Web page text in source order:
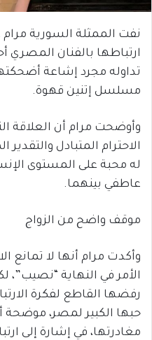
نفت الممثلة السورية مرام
ارتباطها بالفنان المصري
تداوله مجرد إشاعة
مسلسل إتنين قهوة.
وأوضحت مرام أن العلاقة
الاحترام المتبادل
له محبة على المستوى
عاطفي بينهما.
موقف واضح من الزواج
وأكدت مرام أنها لا تمانع
الأمر في النهاية
رفضها القاطع لفكرة
حبها الكبير لمصر، موضحة
مغادرتها، في إشارة إلى